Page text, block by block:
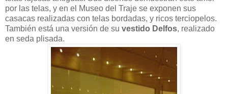
por las telas, y en el Museo del Traje se exponen sus
casacas realizadas con telas bordadas, y ricos terciopelos.
También está una versión de su vestido Delfos, realizado
en seda plisada.